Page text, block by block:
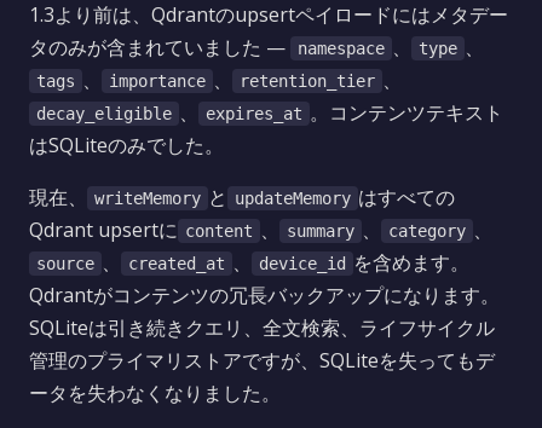
1.3より前は、Qdrantのupsertペイロードにはメタデー
タのみが含まれていました —
namespace 、 type 、
tags 、 importance 、 retention_tier 、
decay_eligible 、 expires_at 。コンテンツテキスト
はSQLiteのみでした。
現在、
writeMemory と updateMemory はすべての
Qdrant upsertに content 、 summary 、 category 、
source 、 created_at 、 device_id
を含めます。
Qdrantがコンテンツの冗長バックアップになります。
SQLiteは引き続きクエリ、全文検索、ライフサイクル
管理のプライマリストアですが、SQLiteを失ってもデ
ータを失わなくなりました。